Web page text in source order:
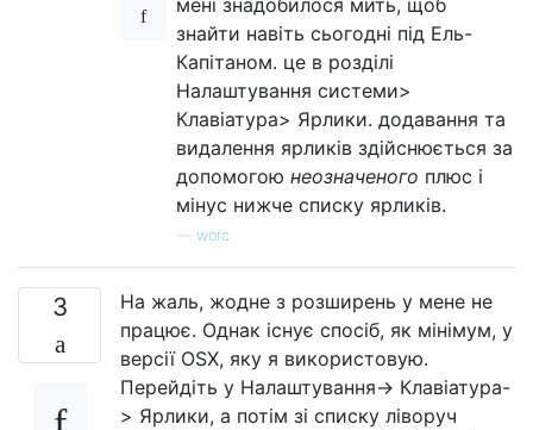
знайти навіть сьогодні під Ель-
Капітаном. це в розділі
Налаштування системи>
Клавіатура> Ярлики. додавання та
видалення ярликів здійснюється за
допомогою неозначеного плюс і
мінус нижче списку ярликів.
worc
3
На жаль, жодне з розширень у мене не
працює. Однак існує спосіб, як мінімум, у
версії OSX, яку я використовую.
Перейдіть у Налаштування-> Клавіатура-
> Ярлики, а потім зі списку ліворуч